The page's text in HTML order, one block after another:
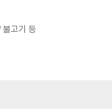
불고기 등